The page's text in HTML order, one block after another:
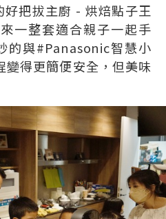
把拔主廚 - 烘焙點子王
一整套適合親子一起手
的與#Panasonic智慧小
變得更簡便安全，但美味